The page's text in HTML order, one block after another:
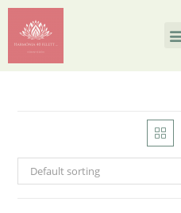
Default sorting